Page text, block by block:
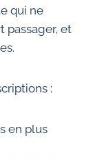
qui ne
passager, et
:
en plus